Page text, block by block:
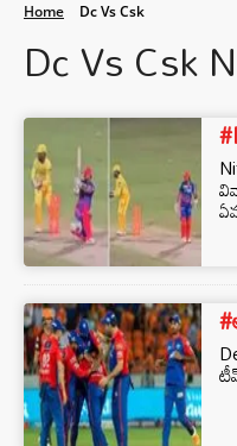
Home Dc Vs Csk
Dc Vs Csk